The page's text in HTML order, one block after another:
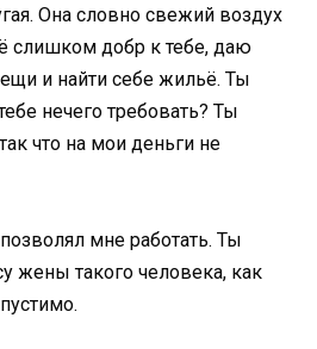
Она словно свежий воздух
слишком добр к тебе, даю
и найти себе жильё. Ты
нечего требовать? Ты
что на мои деньги не
мне работать. Ты
жены такого человека, как